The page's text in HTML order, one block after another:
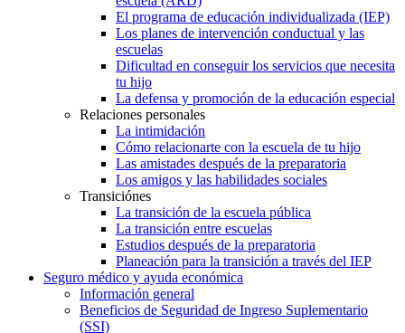
El programa de educación individualizada (IEP)
Los planes de intervención conductual y las
escuelas
Dificultad en conseguir los servicios que necesita
tu hijo
La defensa y promoción de la educación especial
Relaciones personales
La intimidación
Cómo relacionarte con la escuela de tu hijo
Las amistades después de la preparatoria
Los amigos y las habilidades sociales
Transiciónes
La transición de la escuela pública
La transición entre escuelas
Estudios después de la preparatoria
Planeación para la transición a través del IEP
Seguro médico y ayuda económica
Información general
Beneficios de Seguridad de Ingreso Suplementario
(SSI)